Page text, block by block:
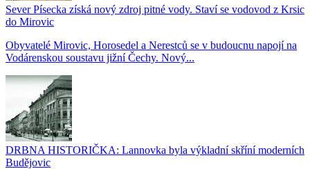
Sever Písecka získá nový zdroj pitné vody. Staví se vodovod z Krsic
do Mirovic
Obyvatelé Mirovic, Horosedel a Nerestců se v budoucnu napojí na
Vodárenskou soustavu jižní Čechy. Nový...
DRBNA HISTORIČKA: Lannovka byla výkladní skříní moderních
Budějovic